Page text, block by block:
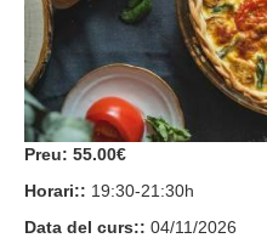
Preu: 55.00€
Horari:: 19:30-21:30h
Data del curs:: 04/11/2026